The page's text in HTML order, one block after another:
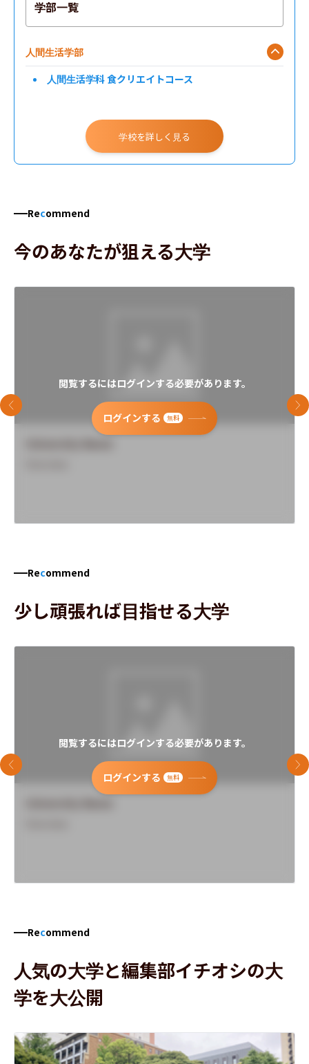
学部一覧
人間生活学部
人間生活学科 食クリエイトコース
学校を詳しく見る
Recommend
今のあなたが狙える大学
閲覧するにはログインする必要があります。
ログインする 無料
前のスライド 次
Recommend
少し頑張れば目指せる大学
閲覧するにはログインする必要があります。
ログインする 無料
前のスライド 次
Recommend
人気の大学と編集部イチオシの大
学を大公開